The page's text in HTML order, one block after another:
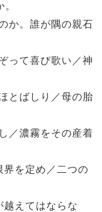
か。誰が隅の親石
って喜び歌い／神
とばしり／母の胎
／濃霧をその産着
を定め／二つの
えてはならな